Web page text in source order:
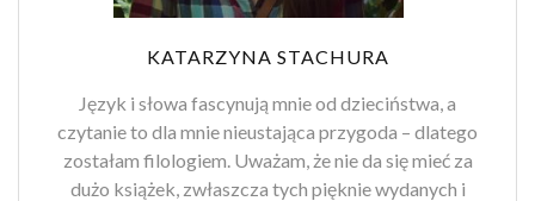
KATARZYNA STACHURA
Język i słowa fascynują mnie od dzieciństwa, a
czytanie to dla mnie nieustająca przygoda – dlatego
zostałam filologiem. Uważam, że nie da się mieć za
dużo książek, zwłaszcza tych pięknie wydanych i